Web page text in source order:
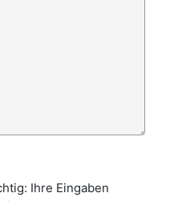
Ihre Eingaben